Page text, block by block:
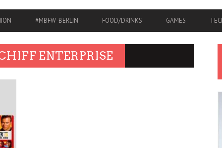
#MBFW-BERLIN FOOD/DRINKS GAMES
ENTERPRISE